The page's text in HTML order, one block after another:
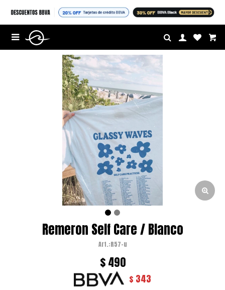


Remeron Self Care / Blanco
R57-u
$490
$ 343